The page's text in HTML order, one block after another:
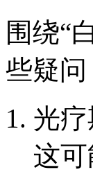
围绕“
些疑问
光
这